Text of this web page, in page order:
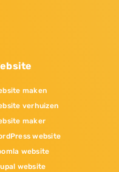
maken
verhuizen
maker
website
website
website